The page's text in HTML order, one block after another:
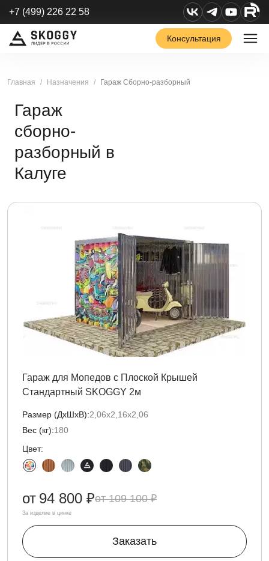
+7 (499) 226 22 58
Консультация
Главная Назначения Гараж Сборно-разборный
Гараж
сборно-
разборный в
Калуге
Гараж для Мопедов с Плоской Крышей
Стандартный SKOGGY 2м
Размер (ДxШxВ):2,06х2,16х2,06
Вес (кг):180
Цвет:
109 100 ₽
от 94 800 ₽
За изделие в цинке
Заказать